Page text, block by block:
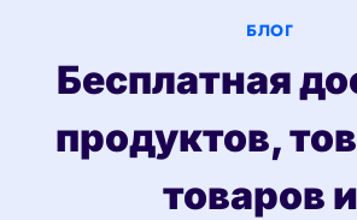
БЛОГ
Бесплатная
продуктов,
товаров